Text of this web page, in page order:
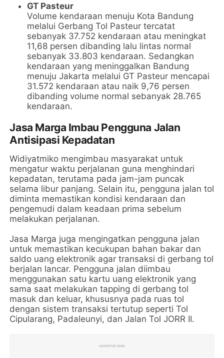
GT Pasteur
Volume kendaraan menuju Kota Bandung
melalui Gerbang Tol Pasteur tercatat
sebanyak 37.752 kendaraan atau meningkat
11,68 persen dibanding lalu lintas normal
sebanyak 33.803 kendaraan. Sedangkan
kendaraan yang meninggalkan Bandung
menuju Jakarta melalui GT Pasteur mencapai
31.572 kendaraan atau naik 9,76 persen
dibanding volume normal sebanyak 28.765
kendaraan.
Jasa Marga Imbau Pengguna Jalan
Antisipasi Kepadatan
Widiyatmiko mengimbau masyarakat untuk
mengatur waktu perjalanan guna menghindari
kepadatan, terutama pada jam-jam puncak
selama libur panjang. Selain itu, pengguna jalan tol
diminta memastikan kondisi kendaraan dan
pengemudi dalam keadaan prima sebelum
melakukan perjalanan.
Jasa Marga juga mengingatkan pengguna jalan
untuk memastikan kecukupan bahan bakar dan
saldo uang elektronik agar transaksi di gerbang tol
berjalan lancar. Pengguna jalan diimbau
menggunakan satu kartu uang elektronik yang
sama saat melakukan tapping di gerbang tol
masuk dan keluar, khususnya pada ruas tol
dengan sistem transaksi tertutup seperti Tol
Cipularang, Padaleunyi, dan Jalan Tol JORR II.